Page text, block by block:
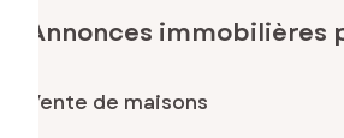
Annonces immobilières
Vente de maisons